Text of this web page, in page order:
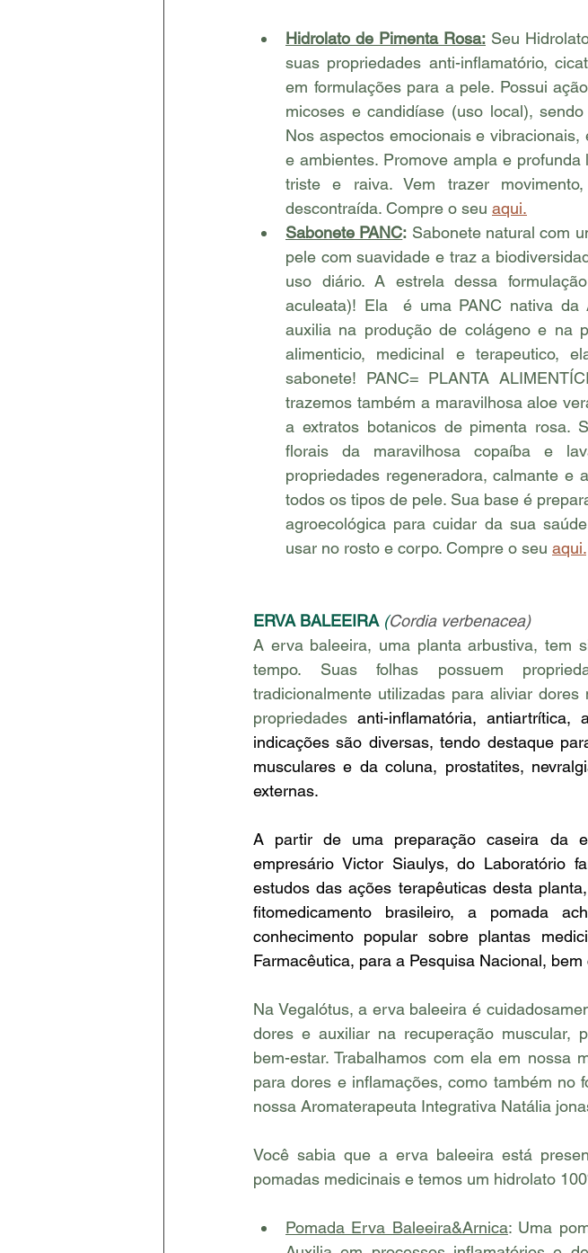
Hidrolato de Pimenta Rosa: Seu
suas propriedades anti-inflamatório,
em formulações para a pele. Possui
micoses e candidíase (uso local),
Nos aspectos emocionais e
e ambientes. Promove ampla e
triste e raiva. Vem trazer
descontraída. Compre o seu aqui.
Sabonete PANC: Sabonete natural com
pele com suavidade e traz a
uso diário. A estrela dessa
aculeata)! Ela  é uma PANC nativa
auxilia na produção de colágeno e na
alimenticio, medicinal e terapeutico,
sabonete! PANC= PLANTA
trazemos também a maravilhosa aloe
a extratos botanicos de pimenta rosa.
florais da maravilhosa copaíba e
propriedades regeneradora, calmante e
todos os tipos de pele. Sua base é
agroecológica para cuidar da sua
usar no rosto e corpo. Compre o seu aqui.
ERVA BALEEIRA (Cordia verbenacea)
A erva baleeira, uma planta arbustiva, tem
tempo. Suas folhas possuem
tradicionalmente utilizadas para aliviar
propriedades anti-inflamatória, antiartrítica,
indicações são diversas, tendo destaque
musculares e da coluna, prostatites,
externas.
A partir de uma preparação caseira da
empresário Victor Siaulys, do Laboratório
estudos das ações terapêuticas desta
fitomedicamento brasileiro, a pomada
conhecimento popular sobre plantas
Farmacêutica, para a Pesquisa Nacional,
Na Vegalótus, a erva baleeira é
dores e auxiliar na recuperação muscular,
bem-estar. Trabalhamos com ela em nossa
para dores e inflamações, como também no
nossa Aromaterapeuta Integrativa Natália
Você sabia que a erva baleeira está
pomadas medicinais e temos um hidrolato
Pomada Erva Baleeira&Arnica: Uma